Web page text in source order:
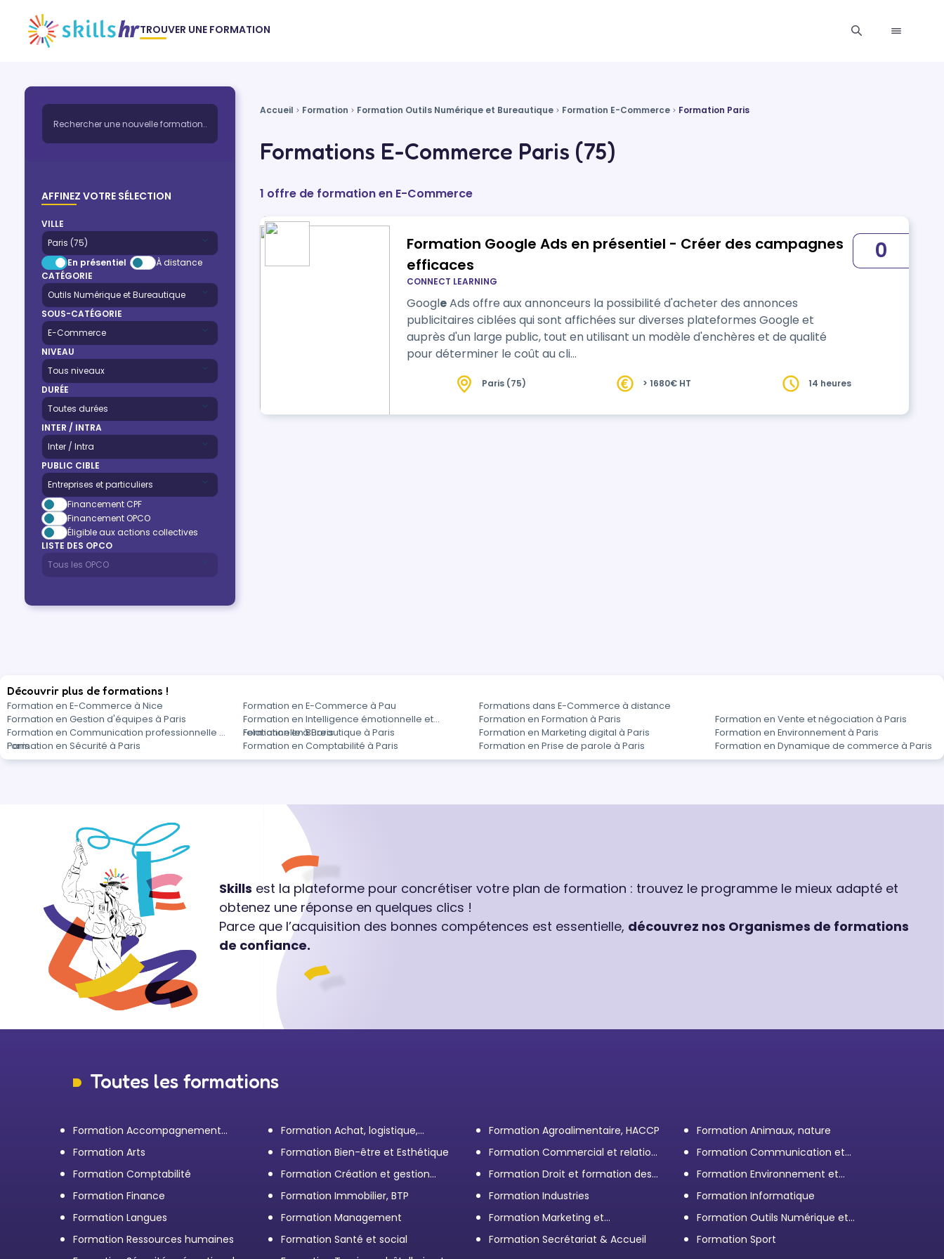
TROUVER UNE FORMATION
AFFINEZ VOTRE SÉLECTION
VILLE
En présentiel
À distance
CATÉGORIE
SOUS-CATÉGORIE
NIVEAU
DURÉE
INTER / INTRA
PUBLIC CIBLE
Financement CPF
Financement OPCO
Éligible aux actions collectives
LISTE DES OPCO
Accueil Formation Formation Outils Numérique et Bureautique Formation E-Commerce Formation Paris
Formations E-Commerce Paris (75)
1 offre de formation en E-Commerce
Formation Google Ads en présentiel - Créer des campagnes
efficaces
CONNECT LEARNING
GoogleAds offre aux annonceurs la possibilité d'acheter des annonces
publicitaires ciblées qui sont affichées sur diverses plateformes Google et
auprès d'un large public, tout en utilisant un modèle d'enchères et de qualité
pour déterminer le coût au cli…
0
Paris (75) > 1680€ HT 14 heures
Découvrir plus de formations !
Formation en E-Commerce à Nice Formation en E-Commerce à Pau
Formations dans E-Commerce à distance
Formation en Gestion d'équipes à Paris
Formation en Intelligence émotionnelle et
relationnelle à Paris
Formation en Formation à Paris
Formation en Vente et négociation à Paris
Formation en Communication professionnelle à
Paris
Formation en Bureautique à Paris Formation en Marketing digital à Paris
Formation en Environnement à Paris
Formation en Sécurité à Paris
Formation en Comptabilité à Paris Formation en Prise de parole à Paris Formation en Dynamique de commerce à Paris
Skills est la plateforme pour concrétiser votre plan de formation : trouvez le programme le mieux adapté et
obtenez une réponse en quelques clics !
Parce que l’acquisition des bonnes compétences est essentielle, découvrez nos Organismes de formations
de confiance.
Toutes les formations
Formation Accompagnement
personnel et Bilan de
compétences
Formation Achat, logistique,
transport
Formation Agroalimentaire, HACCP
Formation Animaux, nature
Formation Arts
Formation Bien-être et Esthétique
Formation Commercial et relation
client
Formation Communication et
efficacité personnelle et
professionnelle
Formation Comptabilité
Formation Création et gestion
d'entreprise
Formation Droit et formation des
Élus
Formation Environnement et
démarche RSE
Formation Finance Formation Immobilier, BTP Formation Industries
Formation Informatique
Formation Langues
Formation Management
Formation Marketing et
Communication d'entreprise
Formation Outils Numérique et
Bureautique
Formation Ressources humaines Formation Santé et social Formation Secrétariat & Accueil
Formation Sport